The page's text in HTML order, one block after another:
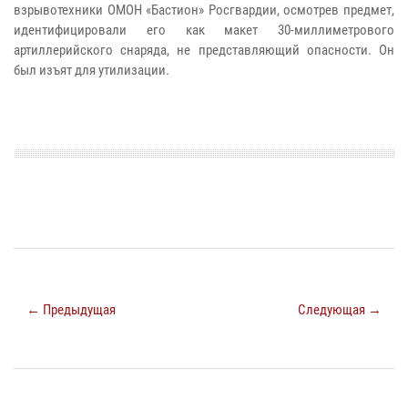
взрывотехники ОМОН «Бастион» Росгвардии, осмотрев предмет,
идентифицировали его как макет 30-миллиметрового
артиллерийского снаряда, не представляющий опасности. Он
был изъят для утилизации.
← Предыдущая Следующая →